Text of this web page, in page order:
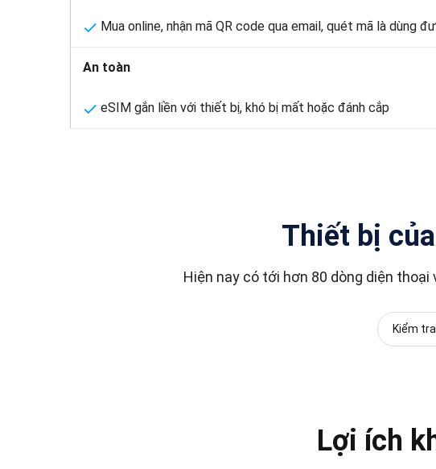
Mua online, nhận mã QR code qua email, quét mã là dùng
An toàn
eSIM gắn liền với thiết bị, khó bị mất hoặc đánh cắp
Thiết bị
Hiện nay có tới hơn 80 dòng diện
Kiểm
Lợi ích